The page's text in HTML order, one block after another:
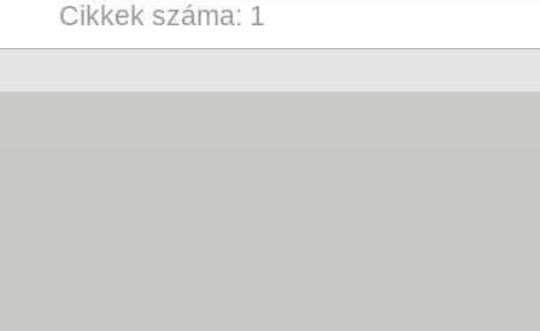
Cikkek száma: 1